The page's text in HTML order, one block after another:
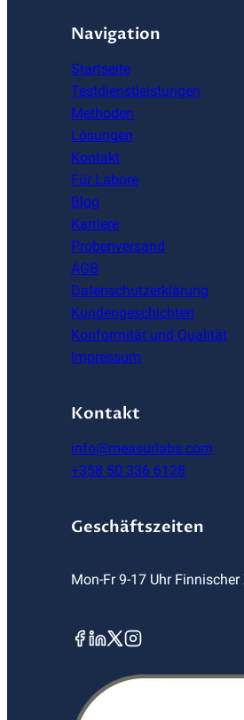
Navigation
Startseite
Testdienstleistungen
Methoden
Lösungen
Kontakt
Für Labore
Blog
Karriere
Probenversand
AGB
Datenschutzerklärung
Kundengeschichten
Konformität und Qualität
Impressum
Kontakt
info@measurlabs.com
+358 50 336 6128
Geschäftszeiten
Mon-Fr 9-17 Uhr